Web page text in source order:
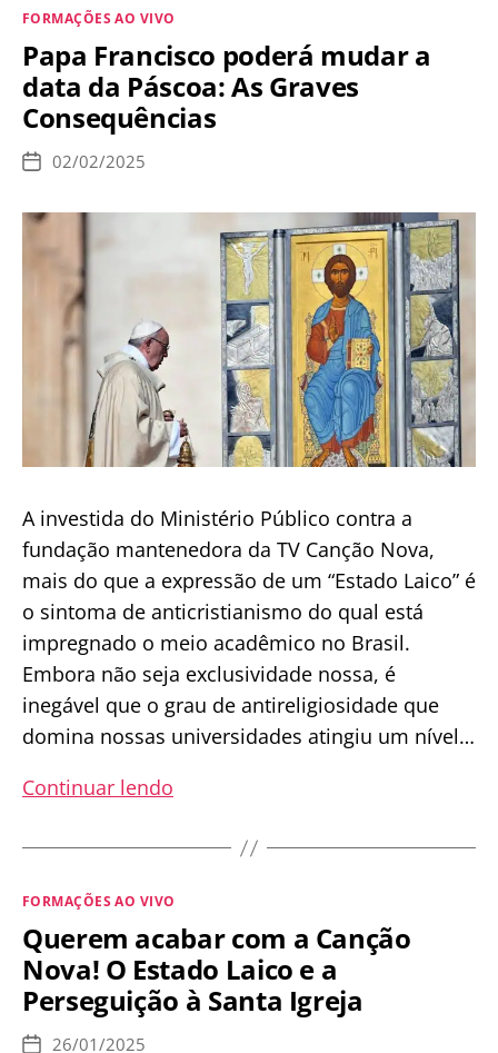
Americana
a
Serviço
da
Mundial
Categorias
FORMAÇÕES AO VIVO
Papa Francisco poderá mudar a
data da Páscoa: As Graves
Consequências
Data
publicação
02/02/2025
A investida do Ministério Público contra a
fundação mantenedora da TV Canção Nova,
mais do que a expressão de um “Estado Laico” é
o sintoma de anticristianismo do qual está
impregnado o meio acadêmico no Brasil.
Embora não seja exclusividade nossa, é
inegável que o grau de antireligiosidade que
domina nossas universidades atingiu um nível…
Continuar lendo
poderá
a
data
da
Páscoa:
Categorias
FORMAÇÕES AO VIVO
Querem acabar com a Canção
Nova! O Estado Laico e a
Perseguição à Santa Igreja
Data26/01/2025